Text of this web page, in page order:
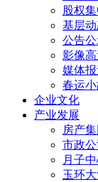
股权
基层
公告
影像
媒体
春运
企业文化
产业发展
房产集
市政公
月子
玉环